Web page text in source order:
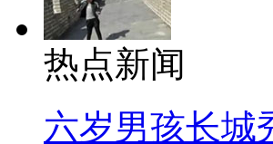
热点新闻
六岁男孩长城